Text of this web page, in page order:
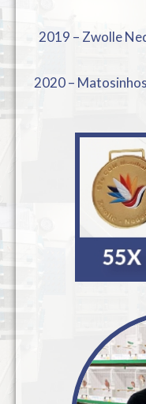
2019 – Zwolle
2020 –